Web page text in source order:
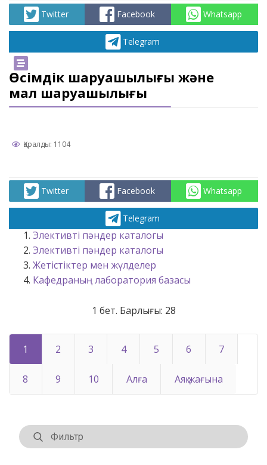
Twitter Facebook Whatsapp
Telegram
Өсімдік шаруашылығы және
мал шаруашылығы
Қаралды: 1104
Twitter Facebook Whatsapp
Telegram
Элективті пәндер каталогы
Элективті пәндер каталогы
Жетістіктер мен жүлделер
Кафедраның лаборатория базасы
1 бет. Барлығы: 28
1 2 3 4 5 6 7
8 9 10 Алға Аяқ жағына